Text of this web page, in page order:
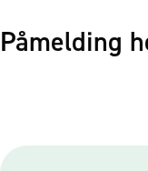
Påmelding